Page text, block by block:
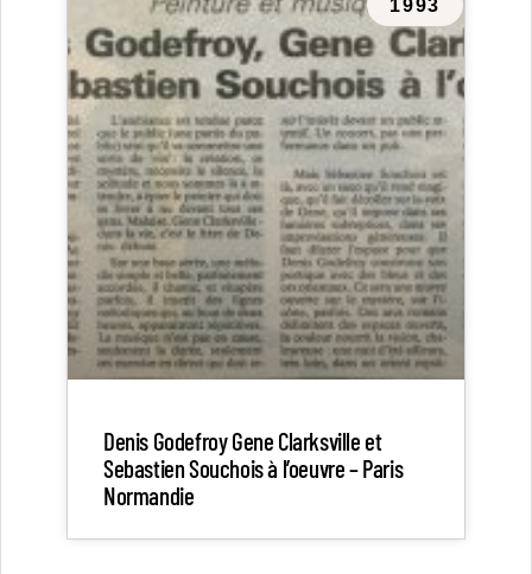
1993
Denis Godefroy Gene Clarksville et
Sebastien Souchois à l’oeuvre – Paris
Normandie